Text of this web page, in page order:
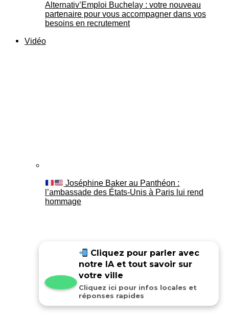
Alternativ’Emploi Buchelay : votre nouveau
partenaire pour vous accompagner dans vos
besoins en recrutement
Vidéo
Joséphine Baker au Panthéon :
l’ambassade des États-Unis à Paris lui rend
hommage
Cliquez pour parler avec
notre IA et tout savoir sur
votre ville
Cliquez ici pour infos locales et
réponses rapides